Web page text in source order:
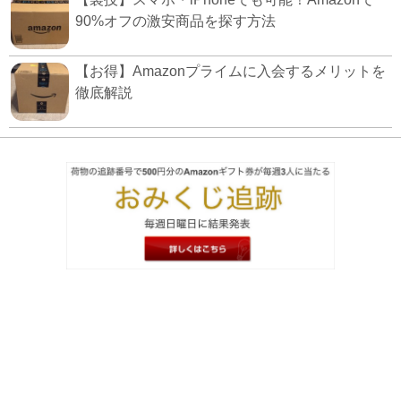
90%オフの激安商品を探す方法
【お得】Amazonプライムに入会するメリットを
徹底解説